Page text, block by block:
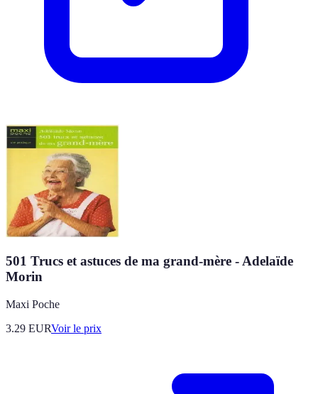
501 Trucs et astuces de ma grand-mère - Adelaïde
Morin
Maxi Poche
3.29 EURVoir le prix